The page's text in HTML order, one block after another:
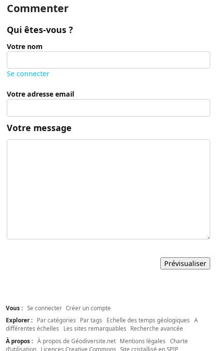
Commenter
Qui êtes-vous ?
Votre nom
Se connecter
Votre adresse email
Votre message
Vous : Se connecter Créer un compte
Explorer :
Par catégories Par tags Echelle des temps géologiques
A
différentes échelles
Les sites remarquables
Recherche avancée
À propos : À propos de Géodiversite.net Mentions légales
Charte
d’utilisation
Licences Creative Commons Site cristallisé en SPIP